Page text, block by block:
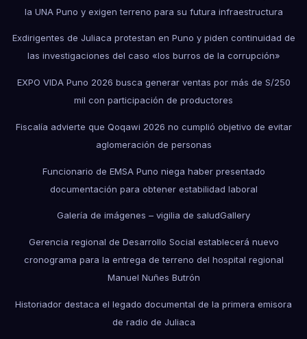
la UNA Puno y exigen terreno para su futura infraestructura
Exdirigentes de Juliaca protestan en Puno y piden continuidad de
las investigaciones del caso «los burros de la corrupción»
EXPO VIDA Puno 2026 busca generar ventas por más de S/250
mil con participación de productores
Fiscalía advierte que Qoqawi 2026 no cumplió objetivo de evitar
aglomeración de personas
Funcionario de EMSA Puno niega haber presentado
documentación para obtener estabilidad laboral
Galería de imágenes – vigilia de saludGallery
Gerencia regional de Desarrollo Social establecerá nuevo
cronograma para la entrega de terreno del hospital regional
Manuel Nuñes Butrón
Historiador destaca el legado documental de la primera emisora
de radio de Juliaca